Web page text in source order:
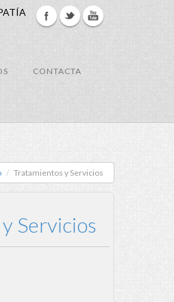
CONTACTA
Tratamientos y Servicios
y Servicios